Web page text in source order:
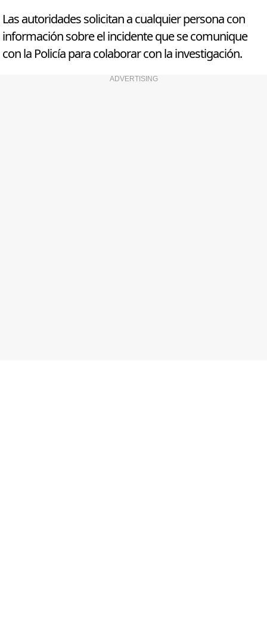
Las autoridades solicitan a cualquier persona con
información sobre el incidente que se comunique
con la Policía para colaborar con la investigación.
ADVERTISING